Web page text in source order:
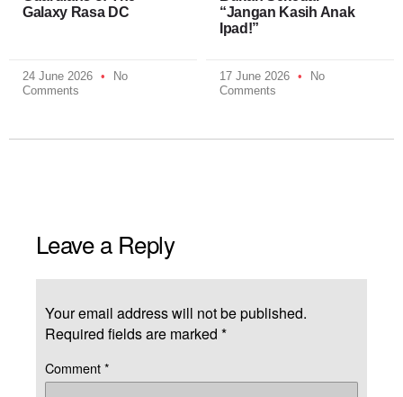
Galaxy Rasa DC
24 June 2026
No
Comments
“Jangan Kasih Anak
Ipad!”
17 June 2026
No
Comments
Leave a Reply
Your email address will not be published.
Required fields are marked *
Comment*